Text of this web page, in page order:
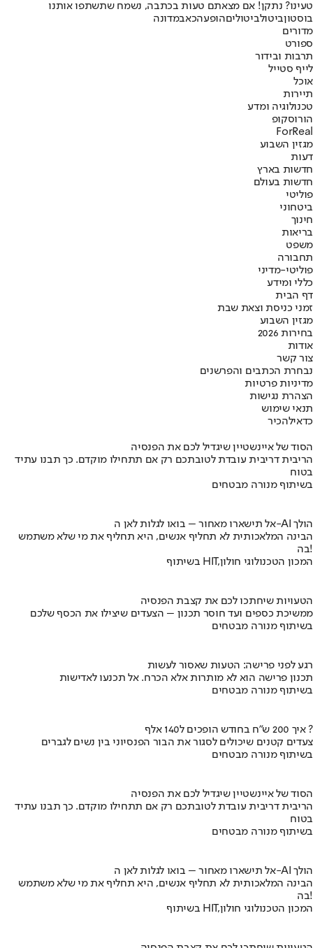
טעינו? נתקן! אם מצאתם טעות בכתבה, נשמח שתשתפו אותנו
בוסטוןביטולביטוליםהופעהכאבמדונה
מדורים
ספורט
תרבות ובידור
לייף סטייל
אוכל
תיירות
טכנולוגיה ומדע
הורוסקופ
ForReal
מגזין השבוע
דעות
חדשות בארץ
חדשות בעולם
פוליטי
ביטחוני
חינוך
בריאות
משפט
תחבורה
פוליטי-מדיני
כללי ומידע
דף הבית
זמני כניסת וצאת שבת
מגזין השבוע
בחירות 2026
אודות
צור קשר
נבחרת הכתבים והפרשנים
מדיניות פרטיות
הצהרת נגישות
תנאי שימוש
כדאילהכיר
הסוד של איינשטיין שיגדיל לכם את הפנסיה
הריבית דריבית עובדת לטובתכם רק אם תתחילו מוקדם. כך תבנו עתיד
בטוח
בשיתוף מנורה מבטחים
אל תישארו מאחור – בואו לגלות לאן ה-AI הולך
הבינה המלאכותית לא תחליף אנשים, היא תחליף את מי שלא משתמש
בה!
בשיתוף HIT,המכון הטכנולוגי חולון
הטעויות שיחתכו לכם את קצבת הפנסיה
ממשיכת כספים ועד חוסר תכנון – הצעדים שיצילו את הכסף שלכם
בשיתוף מנורה מבטחים
רגע לפני פרישה: הטעות שאסור לעשות
תכנון פרישה הוא לא מותרות אלא הכרח. אל תכנעו לאדישות
בשיתוף מנורה מבטחים
איך 200 ש"ח בחודש הופכים ל140 אלף ?
צעדים קטנים שיכולים לסגור את הבור הפנסיוני בין נשים לגברים
בשיתוף מנורה מבטחים
הסוד של איינשטיין שיגדיל לכם את הפנסיה
הריבית דריבית עובדת לטובתכם רק אם תתחילו מוקדם. כך תבנו עתיד
בטוח
בשיתוף מנורה מבטחים
אל תישארו מאחור – בואו לגלות לאן ה-AI הולך
הבינה המלאכותית לא תחליף אנשים, היא תחליף את מי שלא משתמש
בה!
בשיתוף HIT,המכון הטכנולוגי חולון